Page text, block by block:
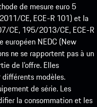
de mesure euro 5
CE, ECE-R 101) et la
CE, 195/2013/CE, ECE-R
européen NEDC (New
ne se rapportent pas à un
de l’offre. Elles
modèles.
de série. Les
la consommation et les